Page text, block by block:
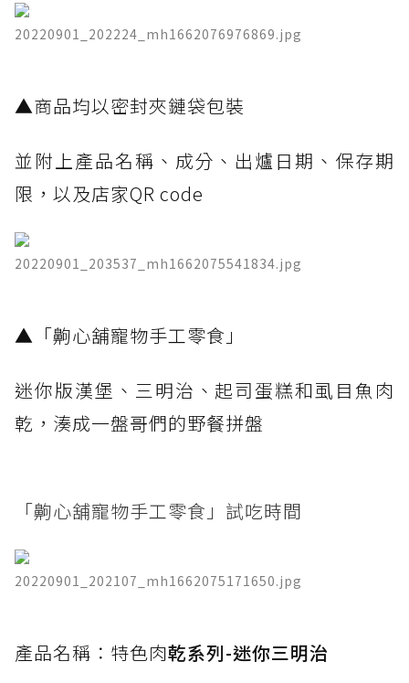
20220901_202224_mh1662076976869.jpg
​▲商品均以密封夾鏈袋包裝
並附上產品名稱、成分、出爐日期、保存期
限，以及店家QR code
20220901_203537_mh1662075541834.jpg
​▲「齁心舖寵物手工零食」
迷你版漢堡、三明治、起司蛋糕和虱目魚肉
乾，湊成一盤哥們的野餐拼盤
「齁心舖寵物手工零食」試吃時間
20220901_202107_mh1662075171650.jpg
​產品名稱：特色肉乾系列-迷你三明治